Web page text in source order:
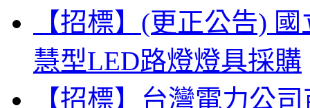
【招標】(更正公告)
慧型LED路燈燈具採購
【招標】台灣電力公